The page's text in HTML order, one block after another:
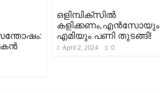
ഒളിമ്പിക്സിൽ
കളിക്കണം,എൻസോയും
എമിയും പണി തുടങ്ങി!
April 2, 2024 0